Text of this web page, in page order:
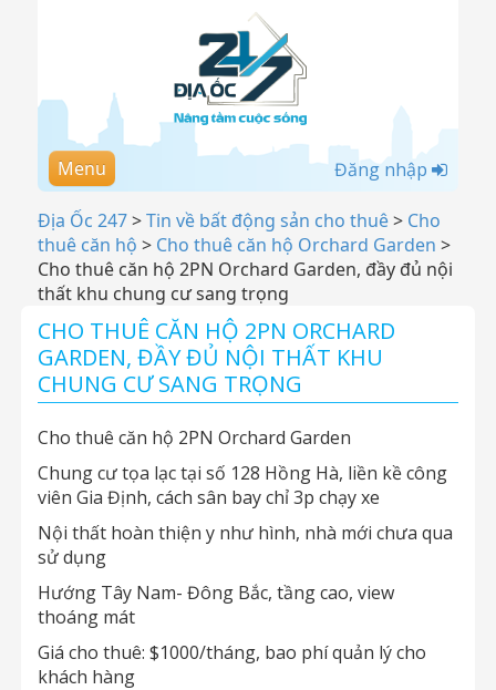
Menu Đăng nhập
Địa Ốc 247>Tin về bất động sản cho thuê> Cho
thuê căn hộ > Cho thuê căn hộ Orchard Garden >
Cho thuê căn hộ 2PN Orchard Garden, đầy đủ nội
thất khu chung cư sang trọng
CHO THUÊ CĂN HỘ 2PN ORCHARD
GARDEN, ĐẦY ĐỦ NỘI THẤT KHU
CHUNG CƯ SANG TRỌNG
Cho thuê căn hộ 2PN Orchard Garden
Chung cư tọa lạc tại số 128 Hồng Hà, liền kề công
viên Gia Định, cách sân bay chỉ 3p chạy xe
Nội thất hoàn thiện y như hình, nhà mới chưa qua
sử dụng
Hướng Tây Nam- Đông Bắc, tầng cao, view
thoáng mát
Giá cho thuê: $1000/tháng, bao phí quản lý cho
khách hàng